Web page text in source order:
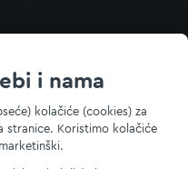
i nama
kolačiće (cookies) za
stranice. Koristimo kolačiće
zadržana.